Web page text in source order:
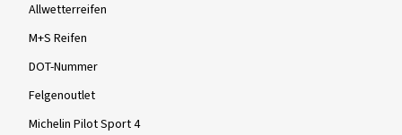
Allwetterreifen
M+S Reifen
DOT-Nummer
Felgenoutlet
Michelin Pilot Sport 4